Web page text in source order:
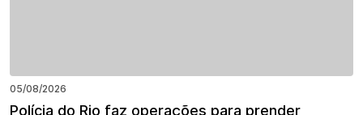
05/08/2026
Polícia do Rio faz operações para prender